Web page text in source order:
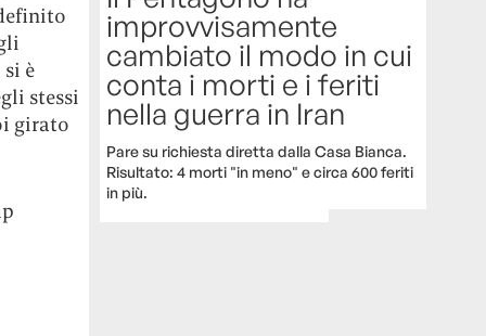
è
stessi
girato
improvvisamente
cambiato il modo in cui
conta i morti e i feriti
nella guerra in Iran
Pare su richiesta diretta dalla Casa Bianca.
Risultato: 4 morti "in meno" e circa 600 feriti
in più.